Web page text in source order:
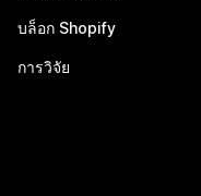
บล็อก Shopify
การวิจัย